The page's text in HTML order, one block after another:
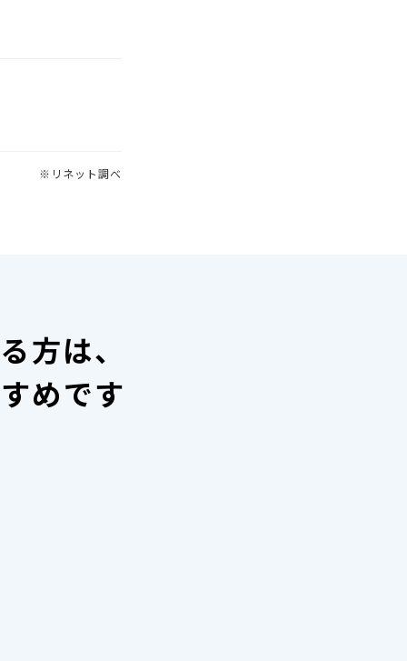
※リネット調べ
方は、
めです